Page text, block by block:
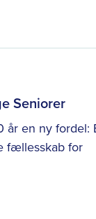
Seniorer
en ny fordel:
fællesskab for